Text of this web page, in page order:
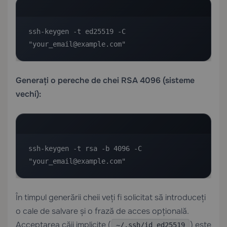
ssh-keygen -t ed25519 -C
"your_email@example.com"
Generați o pereche de chei RSA 4096 (sisteme
vechi):
ssh-keygen -t rsa -b 4096 -C
"your_email@example.com"
În timpul generării cheii veți fi solicitat să introduceți
o cale de salvare și o frază de acces opțională.
Acceptarea căii implicite (
~/.ssh/id_ed25519
) este